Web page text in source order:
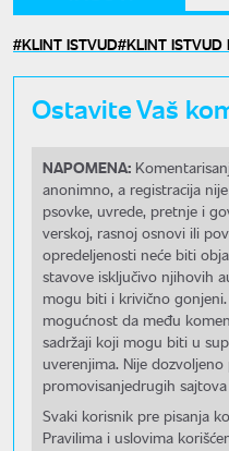
KLINT ISTVUD KLINT ISTVUD
Ostavite Vaš
NAPOMENA:
anonimno, a registracija
psovke, uvrede, pretnje i
verskoj, rasnoj osnovi ili
opredeljenosti neće biti
stavove isključivo njihovih
mogu biti i krivično
mogućnost da među
sadržaji koji mogu biti u
uverenjima. Nije
promovisanjedrugih
Svaki korisnik pre pisanja
Pravilima i uslovima